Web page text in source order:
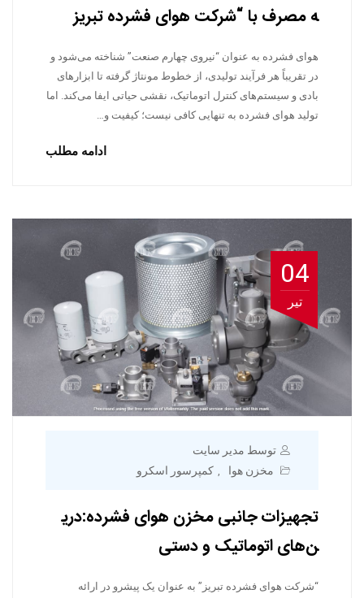
ه مصرف با “شرکت هوای فشرده تبریز
هوای فشرده به عنوان “نیروی چهارم صنعت” شناخته می‌شود و
در تقریباً هر فرآیند تولیدی، از خطوط مونتاژ گرفته تا ابزارهای
بادی و سیستم‌های کنترل اتوماتیک، نقشی حیاتی ایفا می‌کند. اما
تولید هوای فشرده به تنهایی کافی نیست؛ کیفیت و…
ادامه مطلب
04
تیر
توسط مدیر سایت
مخزن هوا
کمپرسور اسکرو
تجهیزات جانبی مخزن هوای فشرده:دری
ن‌های اتوماتیک و دستی
“شرکت هوای فشرده تبریز” به عنوان یک پیشرو در ارائه